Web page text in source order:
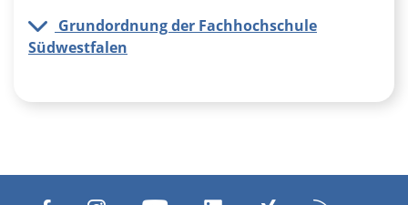
Grundordnung der Fachhochschule
Südwestfalen